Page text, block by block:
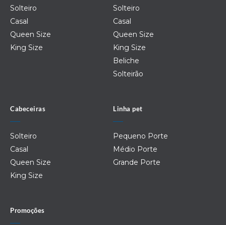
Solteiro
Casal
Queen Size
King Size
Solteiro
Casal
Queen Size
King Size
Beliche
Solteirão
Cabeceiras
Solteiro
Casal
Queen Size
King Size
Linha pet
Pequeno Porte
Médio Porte
Grande Porte
Promoções